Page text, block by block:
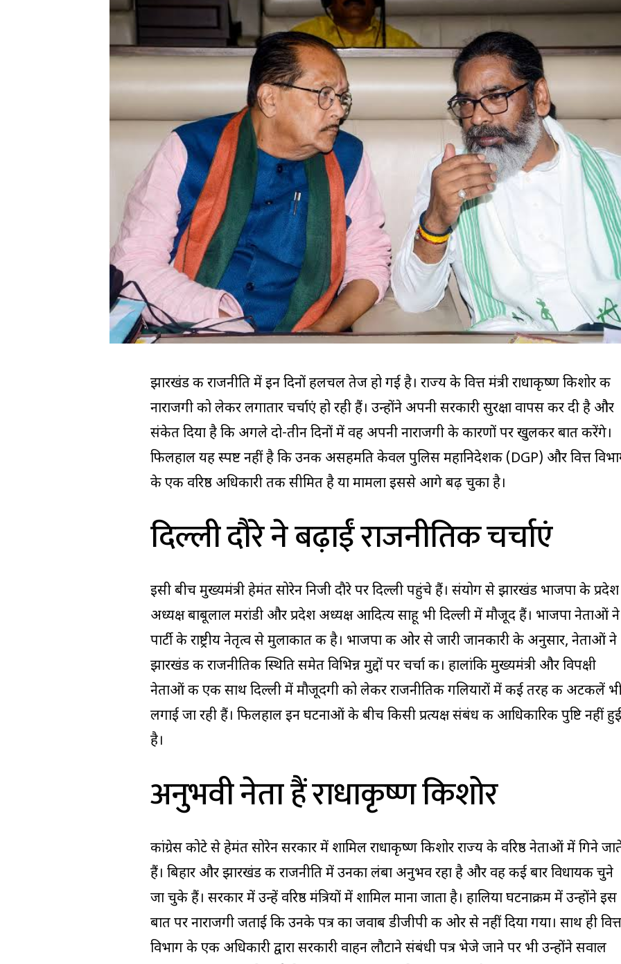
झारखंड की राजनीति में इन दिनों हलचल तेज हो गई है। राज्य के वित्त मंत्री राधाकृष्ण किशोर की
नाराजगी को लेकर लगातार चर्चाएं हो रही हैं। उन्होंने अपनी सरकारी सुरक्षा वापस कर दी है और
संकेत दिया है कि अगले दो-तीन दिनों में वह अपनी नाराजगी के कारणों पर खुलकर बात करेंगे।
फिलहाल यह स्पष्ट नहीं है कि उनकी असहमति केवल पुलिस महानिदेशक (DGP) और वित्त
के एक वरिष्ठ अधिकारी तक सीमित है या मामला इससे आगे बढ़ चुका है।
दिल्ली दौरे ने बढ़ाईं राजनीतिक चर्चाएं
इसी बीच मुख्यमंत्री हेमंत सोरेन निजी दौरे पर दिल्ली पहुंचे हैं। संयोग से झारखंड भाजपा के प्रदेश
अध्यक्ष बाबूलाल मरांडी और प्रदेश अध्यक्ष आदित्य साहू भी दिल्ली में मौजूद हैं। भाजपा नेताओं ने
पार्टी के राष्ट्रीय नेतृत्व से मुलाकात की है। भाजपा की ओर से जारी जानकारी के अनुसार, नेताओं ने
झारखंड की राजनीतिक स्थिति समेत विभिन्न मुद्दों पर चर्चा की। हालांकि मुख्यमंत्री और विपक्षी
नेताओं की एक साथ दिल्ली में मौजूदगी को लेकर राजनीतिक गलियारों में कई तरह की अटकलें
लगाई जा रही हैं। फिलहाल इन घटनाओं के बीच किसी प्रत्यक्ष संबंध की आधिकारिक पुष्टि नहीं हुई
है।
अनुभवी नेता हैं राधाकृष्ण किशोर
कांग्रेस कोटे से हेमंत सोरेन सरकार में शामिल राधाकृष्ण किशोर राज्य के वरिष्ठ नेताओं में गिने
हैं। बिहार और झारखंड की राजनीति में उनका लंबा अनुभव रहा है और वह कई बार विधायक चुने
जा चुके हैं। सरकार में उन्हें वरिष्ठ मंत्रियों में शामिल माना जाता है। हालिया घटनाक्रम में उन्होंने इस
बात पर नाराजगी जताई कि उनके पत्र का जवाब डीजीपी की ओर से नहीं दिया गया। साथ ही वित्त
विभाग के एक अधिकारी द्वारा सरकारी वाहन लौटाने संबंधी पत्र भेजे जाने पर भी उन्होंने सवाल